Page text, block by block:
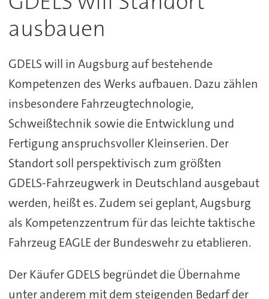
ausbauen
GDELS will in Augsburg auf bestehende
Kompetenzen des Werks aufbauen. Dazu zählen
insbesondere Fahrzeugtechnologie,
Schweißtechnik sowie die Entwicklung und
Fertigung anspruchsvoller Kleinserien. Der
Standort soll perspektivisch zum größten
GDELS-Fahrzeugwerk in Deutschland ausgebaut
werden, heißt es. Zudem sei geplant, Augsburg
als Kompetenzzentrum für das leichte taktische
Fahrzeug EAGLE der Bundeswehr zu etablieren.
Der Käufer GDELS begründet die Übernahme
unter anderem mit dem steigenden Bedarf der